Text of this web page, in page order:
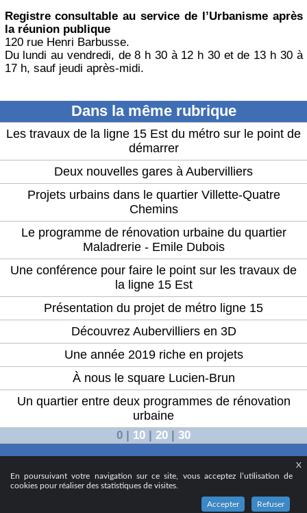
X
En poursuivant votre navigation sur ce site, vous acceptez l’utilisation de
cookies pour réaliser des statistiques de visites.
Accepter Refuser
Registre consultable au service de l’Urbanisme après
la réunion publique
120 rue Henri Barbusse.
Du lundi au vendredi, de 8 h 30 à 12 h 30 et de 13 h 30 à
17 h, sauf jeudi après-midi.
Dans la même rubrique
Les travaux de la ligne 15 Est du métro sur le point de
démarrer
Deux nouvelles gares à Aubervilliers
Projets urbains dans le quartier Villette-Quatre
Chemins
Le programme de rénovation urbaine du quartier
Maladrerie - Emile Dubois
Une conférence pour faire le point sur les travaux de
la ligne 15 Est
Présentation du projet de métro ligne 15
Découvrez Aubervilliers en 3D
Une année 2019 riche en projets
À nous le square Lucien-Brun
Un quartier entre deux programmes de rénovation
urbaine
0 10 20 30
© 2024 - Ville d’Aubervilliers